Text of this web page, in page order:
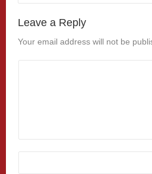
Leave a Reply
Your email address will not be